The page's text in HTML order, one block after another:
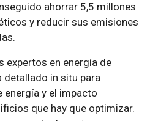
ahorrar 5,5 millones
y reducir sus emisiones
expertos en energía de
detallado in situ para
energía y el impacto
que hay que optimizar.